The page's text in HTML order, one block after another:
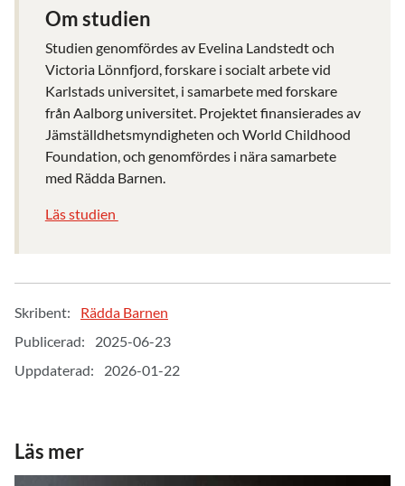
Om studien
Studien genomfördes av Evelina Landstedt och
Victoria Lönnfjord, forskare i socialt arbete vid
Karlstads universitet, i samarbete med forskare
från Aalborg universitet. Projektet finansierades av
Jämställdhetsmyndigheten och World Childhood
Foundation, och genomfördes i nära samarbete
med Rädda Barnen.
Läs studien
Skribent:
Rädda Barnen
Publicerad:
2025-06-23
Uppdaterad:
2026-01-22
Läs mer